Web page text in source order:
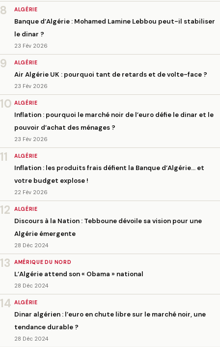
8 ALGÉRIE
Banque d’Algérie : Mohamed Lamine Lebbou peut-il stabiliser
le dinar ?
23 Fév 2026
9 ALGÉRIE
Air Algérie UK : pourquoi tant de retards et de volte-face ?
23 Fév 2026
10 ALGÉRIE
Inflation : pourquoi le marché noir de l’euro défie le dinar et le
pouvoir d’achat des ménages ?
23 Fév 2026
11 ALGÉRIE
Inflation : les produits frais défient la Banque d’Algérie… et
votre budget explose !
22 Fév 2026
12 ALGÉRIE
Discours à la Nation : Tebboune dévoile sa vision pour une
Algérie émergente
28 Déc 2024
13 AMÉRIQUE DU NORD
L’Algérie attend son « Obama » national
28 Déc 2024
14 ALGÉRIE
Dinar algérien : l’euro en chute libre sur le marché noir, une
tendance durable ?
28 Déc 2024